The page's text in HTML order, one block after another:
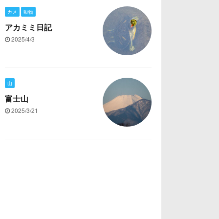
カメ 動物
アカミミ日記
2025/4/3
山
富士山
2025/3/21